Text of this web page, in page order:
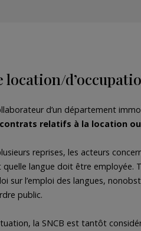
location/
d’un département
contrats relatifs à la location ou
reprises, les acteurs
quelle langue doit être employée.
sur l’emploi des langues,
public.
la SNCB est tantôt